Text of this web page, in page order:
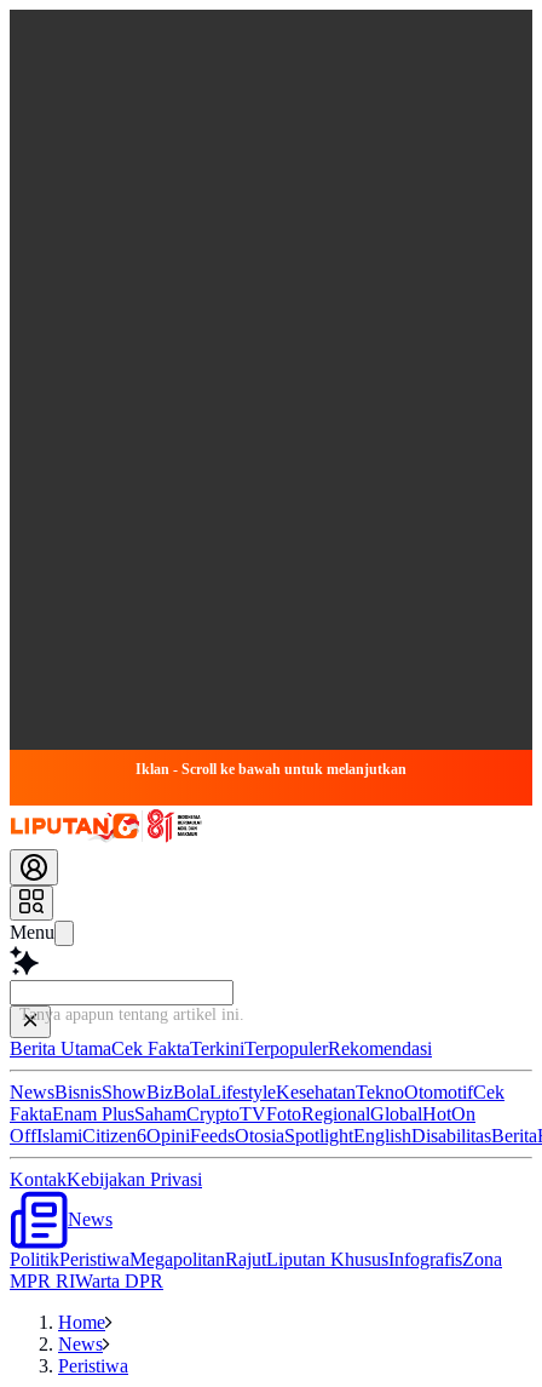
Iklan - Scroll ke bawah untuk melanjutkan
Menu
Tanya apapun tentang artikel ini
Berita UtamaCek FaktaTerkiniTerpopulerRekomendasi
NewsBisnisShowBizBolaLifestyleKesehatanTeknoOtomotifCek
FaktaEnam PlusSahamCryptoTVFotoRegionalGlobalHotOn
OffIslamiCitizen6OpiniFeedsOtosiaSpotlightEnglishDisabilitasBerita
KontakKebijakan Privasi
News
PolitikPeristiwaMegapolitanRajutLiputan KhususInfografisZona
MPR RIWarta DPR
Home
News
Peristiwa